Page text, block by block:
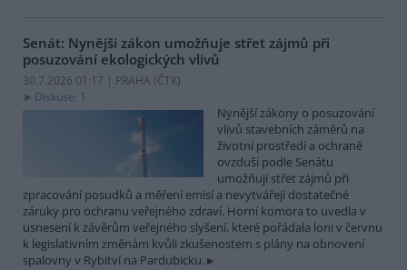
Senát: Nynější zákon umožňuje střet zájmů při
posuzování ekologických vlivů
30.7.2026 01:17 | PRAHA (ČTK)
Diskuse: 1
Nynější zákony o posuzování
vlivů stavebních záměrů na
životní prostředí a ochraně
ovzduší podle Senátu
umožňují střet zájmů při
zpracování posudků a měření emisí a nevytvářejí dostatečné
záruky pro ochranu veřejného zdraví. Horní komora to uvedla v
usnesení k závěrům veřejného slyšení, které pořádala loni v červnu
k legislativním změnám kvůli zkušenostem s plány na obnovení
spalovny v Rybitví na Pardubicku.